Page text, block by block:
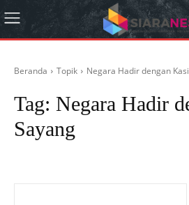
Beranda Topik Negara Hadir dengan
Tag: Negara Hadir
Sayang